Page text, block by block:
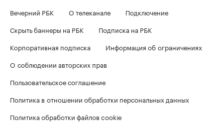
Вечерний РБК
О телеканале
Подключение
Скрыть баннеры на РБК
Подписка на РБК
Корпоративная подписка
Информация об ограничениях
О соблюдении авторских прав
Пользовательское соглашение
Политика в отношении обработки персональных данных
Политика обработки файлов cookie